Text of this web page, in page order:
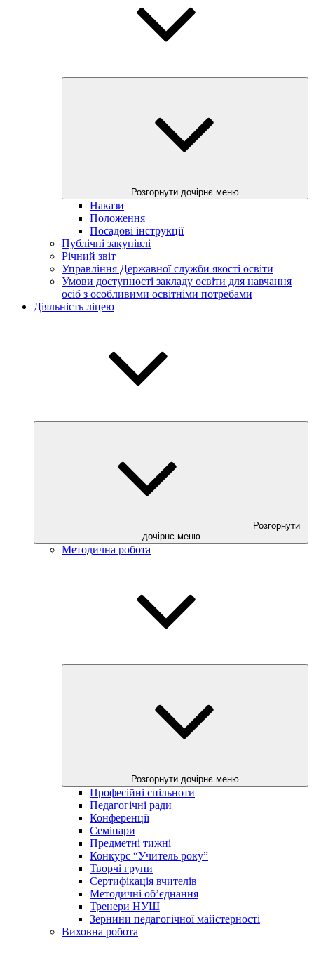
Розгорнути дочірнє меню
Накази
Положення
Посадові інструкції
Публічні закупівлі
Річний звіт
Управління Державної служби якості освіти
Умови доступності закладу освіти для навчання
осіб з особливими освітніми потребами
Діяльність ліцею
Розгорнути
дочірнє меню
Методична робота
Розгорнути дочірнє меню
Професійні спільноти
Педагогічні ради
Конференції
Семінари
Предметні тижні
Конкурс “Учитель року”
Творчі групи
Сертифікація вчителів
Методичні об’єднання
Тренери НУШ
Зернини педагогічної майстерності
Виховна робота